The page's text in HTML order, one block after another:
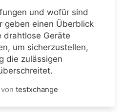
und wofür sind
geben einen Überblick
drahtlose Geräte
um sicherzustellen,
die zulässigen
von testxchange